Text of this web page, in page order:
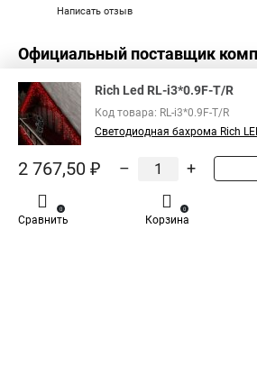
Написать отзыв
Официальный поставщик
России
Rich Led RL-i3*0.9F-T/R
Код товара: RL-i3*0.9F-T/R
Светодиодная бахрома Rich
2 767,50 ₽ – +
Сравнить
0
Корзина
0